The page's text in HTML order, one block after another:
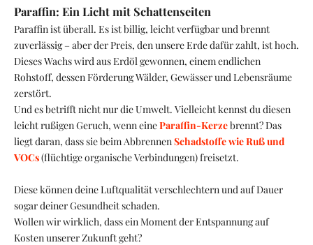
Paraffin: Ein Licht mit Schattenseiten
Paraffin ist überall. Es ist billig, leicht verfügbar und brennt
zuverlässig – aber der Preis, den unsere Erde dafür zahlt, ist hoch.
Dieses Wachs wird aus Erdöl gewonnen, einem endlichen
Rohstoff, dessen Förderung Wälder, Gewässer und Lebensräume
zerstört.
Und es betrifft nicht nur die Umwelt. Vielleicht kennst du diesen
leicht rußigen Geruch, wenn eineParaffin-Kerzebrennt? Das
liegt daran, dass sie beim Abbrennen Schadstoffe wie Ruß und
VOCs(flüchtige organische Verbindungen) freisetzt.
Diese können deine Luftqualität verschlechtern und auf Dauer
sogar deiner Gesundheit schaden.
Wollen wir wirklich, dass ein Moment der Entspannung auf
Kosten unserer Zukunft geht?